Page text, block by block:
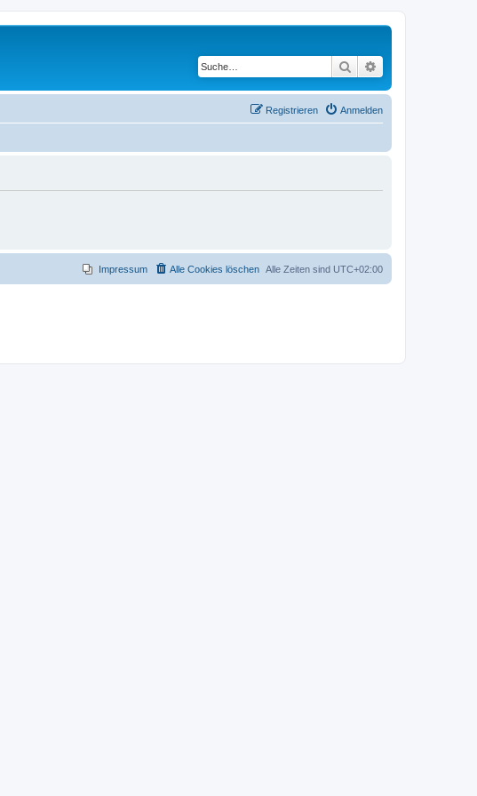
Suche
Anmelden
Registrieren
Alle Zeiten sind UTC+02:00
Alle Cookies löschen
Impressum